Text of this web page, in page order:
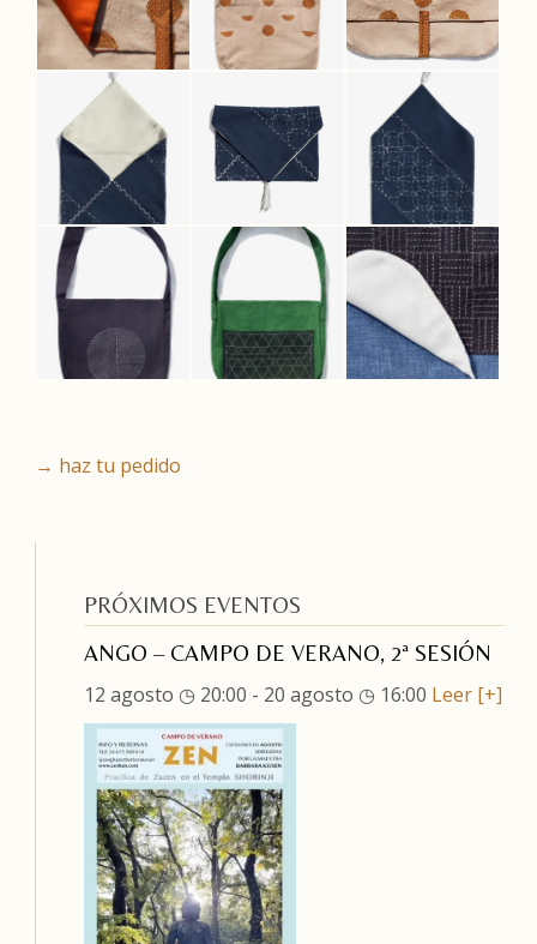
→ haz tu pedido
PRÓXIMOS EVENTOS
ANGO – CAMPO DE VERANO, 2ª SESIÓN
12 agosto ◷ 20:00 - 20 agosto ◷ 16:00 Leer [+]